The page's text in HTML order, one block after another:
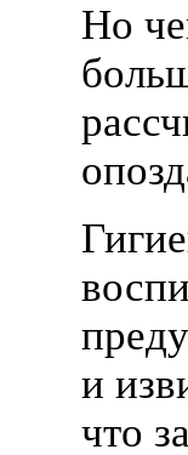
Но
и
что